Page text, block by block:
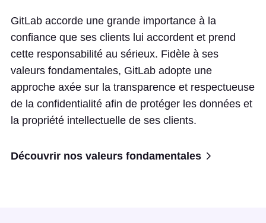
GitLab accorde une grande importance à la
confiance que ses clients lui accordent et prend
cette responsabilité au sérieux. Fidèle à ses
valeurs fondamentales, GitLab adopte une
approche axée sur la transparence et respectueuse
de la confidentialité afin de protéger les données et
la propriété intellectuelle de ses clients.
Découvrir nos valeurs fondamentales